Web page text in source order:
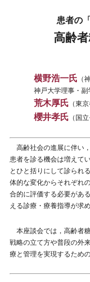
患者の
高齢
横野浩一氏 （
神戸大学理事・副
荒木厚氏 （東
櫻井孝氏 （国
高齢社会の進展に伴い
患者を診る機会は増えて
とひと括りにして診られ
体的な変化からそれぞれ
合的に評価する必要があ
える診療・療養指導が求
本座談会では，高齢者
戦略の立て方や普段の外
療と管理を実現するため